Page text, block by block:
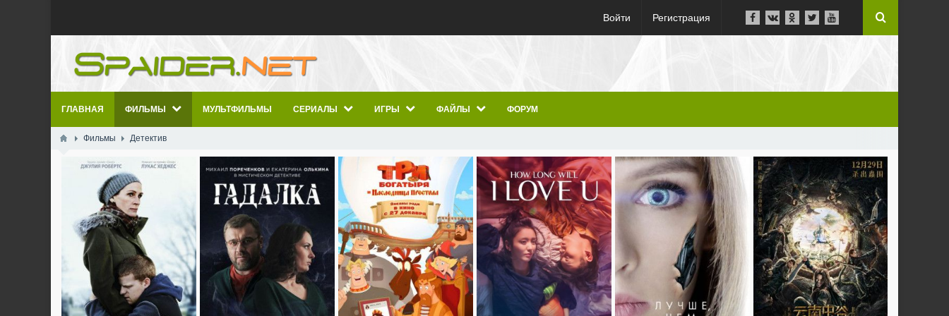
Войти Регистрация
ГЛАВНАЯ ФИЛЬМЫ МУЛЬТФИЛЬМЫ СЕРИАЛЫ ИГРЫ ФАЙЛЫ ФОРУМ
Фильмы Детектив